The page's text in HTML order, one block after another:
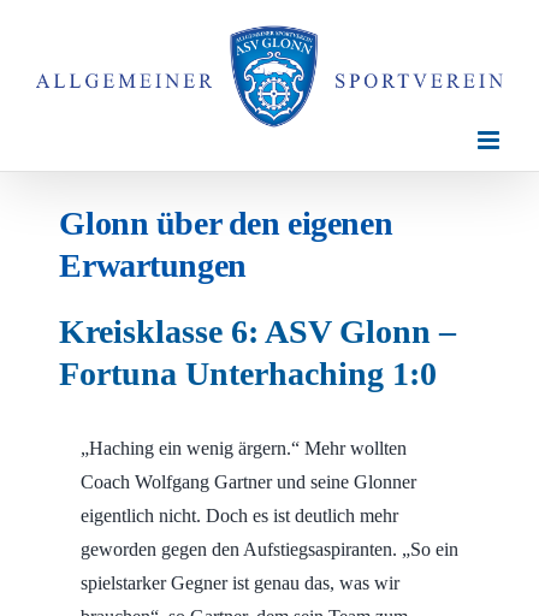
springen
Glonn über den eigenen
Erwartungen
Kreisklasse 6: ASV Glonn –
Fortuna Unterhaching 1:0
„Haching ein wenig ärgern.“ Mehr wollten
Coach Wolfgang Gartner und seine Glonner
eigentlich nicht. Doch es ist deutlich mehr
geworden gegen den Aufstiegsaspiranten. „So ein
spielstarker Gegner ist genau das, was wir